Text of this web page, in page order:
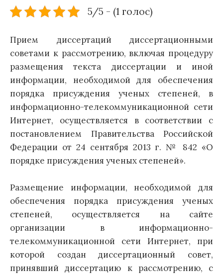
5/5 - (1 голос)
Прием диссертаций диссертационными
советами к рассмотрению, включая процедуру
размещения текста диссертации и иной
информации, необходимой для обеспечения
порядка присуждения ученых степеней, в
информационно-телекоммуникационной сети
Интернет, осуществляется в соответствии с
постановлением Правительства Российской
Федерации от 24 сентября 2013 г. № 842 «О
порядке присуждения ученых степеней».
Размещение информации, необходимой для
обеспечения порядка присуждения ученых
степеней, осуществляется на сайте
организации в информационно-
телекоммуникационной сети Интернет, при
которой создан диссертационный совет,
принявший диссертацию к рассмотрению, с